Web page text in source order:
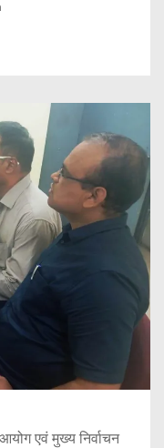
एवं मुख्य निर्वाचन